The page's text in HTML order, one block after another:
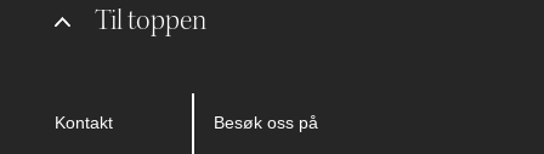
Til toppen
Kontakt Besøk oss på